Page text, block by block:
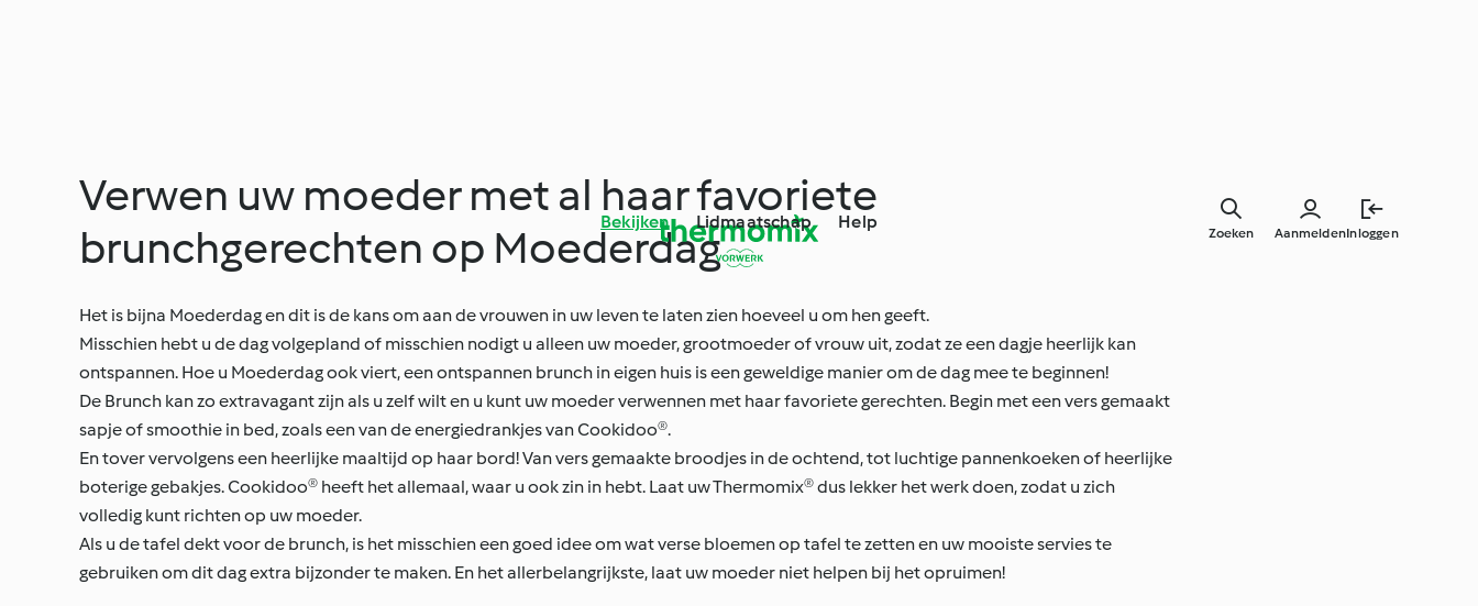
Bekijken Lidmaatschap Help
AanmeldenInloggen
Zoeken
Verwen uw moeder met al haar favoriete
brunchgerechten op Moederdag
Het is bijna Moederdag en dit is de kans om aan de vrouwen in uw leven te laten zien hoeveel u om hen geeft.
Misschien hebt u de dag volgepland of misschien nodigt u alleen uw moeder, grootmoeder of vrouw uit, zodat ze een dagje heerlijk kan
ontspannen. Hoe u Moederdag ook viert, een ontspannen brunch in eigen huis is een geweldige manier om de dag mee te beginnen!
De Brunch kan zo extravagant zijn als u zelf wilt en u kunt uw moeder verwennen met haar favoriete gerechten. Begin met een vers gemaakt
sapje of smoothie in bed, zoals een van de energiedrankjes van Cookidoo®.
En tover vervolgens een heerlijke maaltijd op haar bord! Van vers gemaakte broodjes in de ochtend, tot luchtige pannenkoeken of heerlijke
boterige gebakjes. Cookidoo® heeft het allemaal, waar u ook zin in hebt. Laat uw Thermomix® dus lekker het werk doen, zodat u zich
volledig kunt richten op uw moeder.
Als u de tafel dekt voor de brunch, is het misschien een goed idee om wat verse bloemen op tafel te zetten en uw mooiste servies te
gebruiken om dit dag extra bijzonder te maken. En het allerbelangrijkste, laat uw moeder niet helpen bij het opruimen!